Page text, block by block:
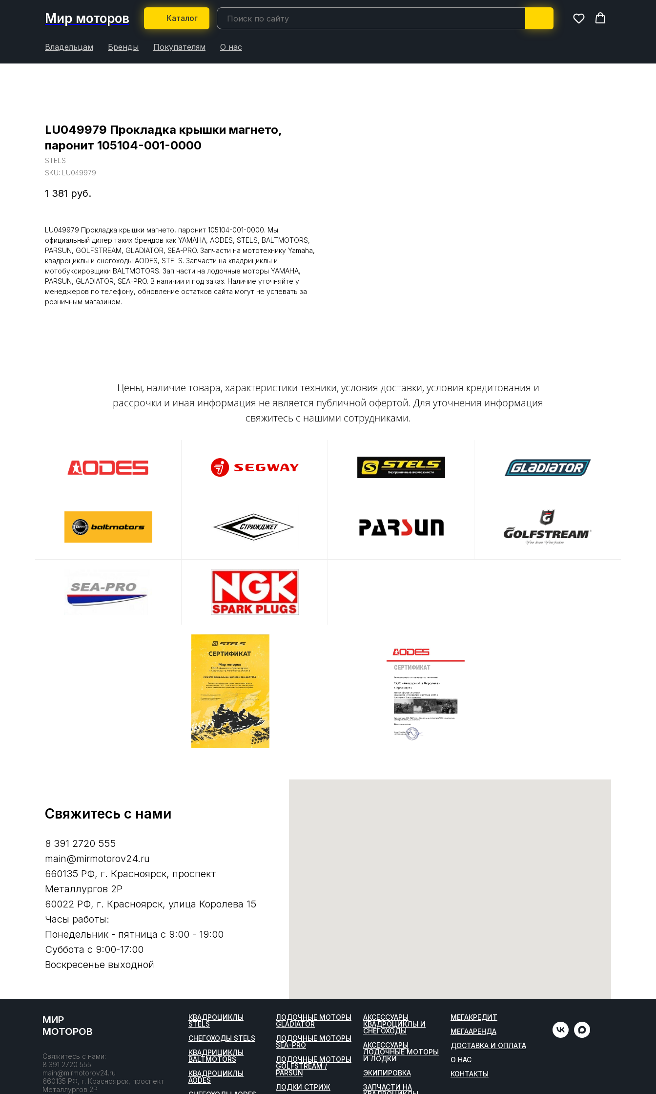
Мир моторов Каталог
Владельцам Бренды Покупателям О нас
LU049979 Прокладка крышки магнето,
паронит 105104-001-0000
STELS
SKU: LU049979
1 381 руб.
LU049979 Прокладка крышки магнето, паронит 105104-001-0000. Мы
официальный дилер таких брендов как YAMAHA, AODES, STELS, BALTMOTORS,
PARSUN, GOLFSTREAM, GLADIATOR, SEA-PRO. Запчасти на мототехнику Yamaha,
квадроциклы и снегоходы AODES, STELS. Запчасти на квадрициклы и
мотобуксировщики BALTMOTORS. Зап части на лодочные моторы YAMAHA,
PARSUN, GLADIATOR, SEA-PRO. В наличии и под заказ. Наличие уточняйте у
менеджеров по телефону, обновление остатков сайта могут не успевать за
розничным магазином.
Цены, наличие товара, характеристики техники, условия доставки, условия кредитования и
рассрочки и иная информация не является публичной офертой. Для уточнения информация
свяжитесь с нашими сотрудниками.
Свяжитесь с нами
8 391 2720 555
main@mirmotorov24.ru
660135 РФ, г. Красноярск, проспект
Металлургов 2Р
60022 РФ, г. Красноярск, улица Королева 15
Часы работы:
Понедельник - пятница с 9:00 - 19:00
Суббота с 9:00-17:00
Воскресенье выходной
МИР
МОТОРОВ
Свяжитесь с нами:
8 391 2720 555
main@mirmotorov24.ru
660135 РФ, г. Красноярск, проспект
Металлургов 2Р
КВАДРОЦИКЛЫ
STELS
СНЕГОХОДЫ STELS
КВАДРИЦИКЛЫ
BALTMOTORS
КВАДРОЦИКЛЫ
AODES
ЛОДОЧНЫЕ МОТОРЫ
GLADIATOR
ЛОДОЧНЫЕ МОТОРЫ
SEA-PRO
ЛОДОЧНЫЕ МОТОРЫ
GOLFSTREAM /
PARSUN
ЛОДКИ СТРИЖ
АКСЕССУАРЫ
КВАДРОЦИКЛЫ И
СНЕГОХОДЫ
АКСЕССУАРЫ
ЛОДОЧНЫЕ МОТОРЫ
И ЛОДКИ
ЭКИПИРОВКА
ЗАПЧАСТИ НА
МЕГАКРЕДИТ
МЕГААРЕНДА
ДОСТАВКА И ОПЛАТА
О НАС
КОНТАКТЫ